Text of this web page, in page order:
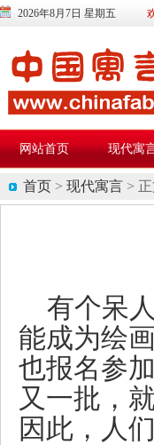
2026年8月7日 星期五
网站首页 现代寓
首页 > 现代寓言 >
有个呆
能成为绘
也报名参
又一批，
因此，人